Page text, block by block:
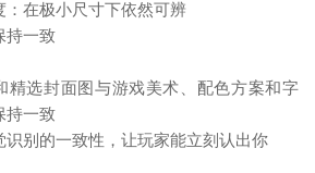
：在极小尺寸下依然可辨
持一致
精选封面图与游戏美术、配色方案和字
持一致
识别的一致性，让玩家能立刻认出你